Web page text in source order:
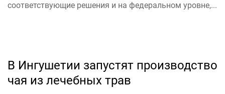
соответствующие решения и на федеральном уровне,...
ЭКОНОМИКА
В Ингушетии запустят производство
чая из лечебных трав